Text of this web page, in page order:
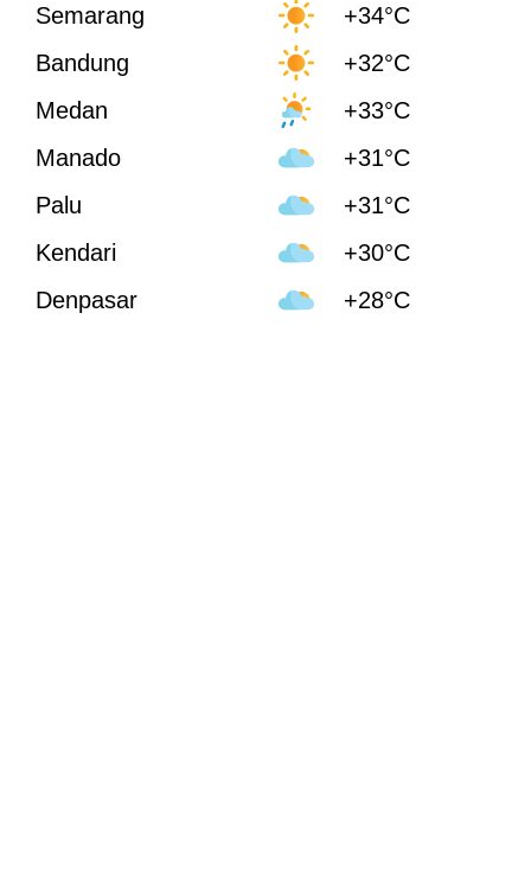
Semarang
+34°C
Bandung
+32°C
Medan
+33°C
Manado
+31°C
Palu
+31°C
Kendari
+30°C
Denpasar
+28°C